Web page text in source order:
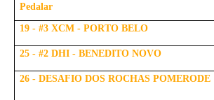
Pedalar
19 - #3 XCM - PORTO BELO
25 - #2 DHI - BENEDITO NOVO
26 - DESAFIO DOS ROCHAS POMERODE